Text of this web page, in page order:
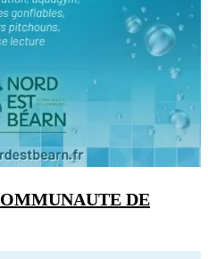
DE